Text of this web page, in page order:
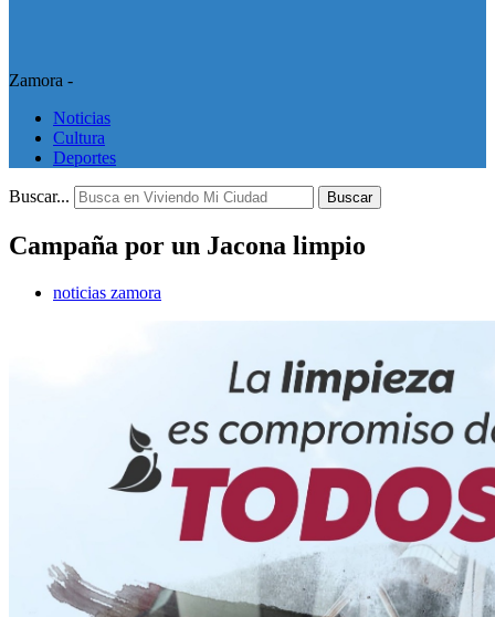
Zamora -
Noticias
Cultura
Deportes
Buscar... Buscar
Campaña por un Jacona limpio
noticias zamora